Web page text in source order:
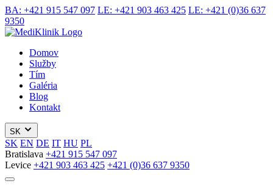
BA: +421 915 547 097 LE: +421 903 463 425 LE: +421 (0)36 637
9350
Domov
Služby
Tím
Galéria
Blog
Kontakt
SK
SK EN DE IT HU PL
Bratislava +421 915 547 097
Levice +421 903 463 425 +421 (0)36 637 9350